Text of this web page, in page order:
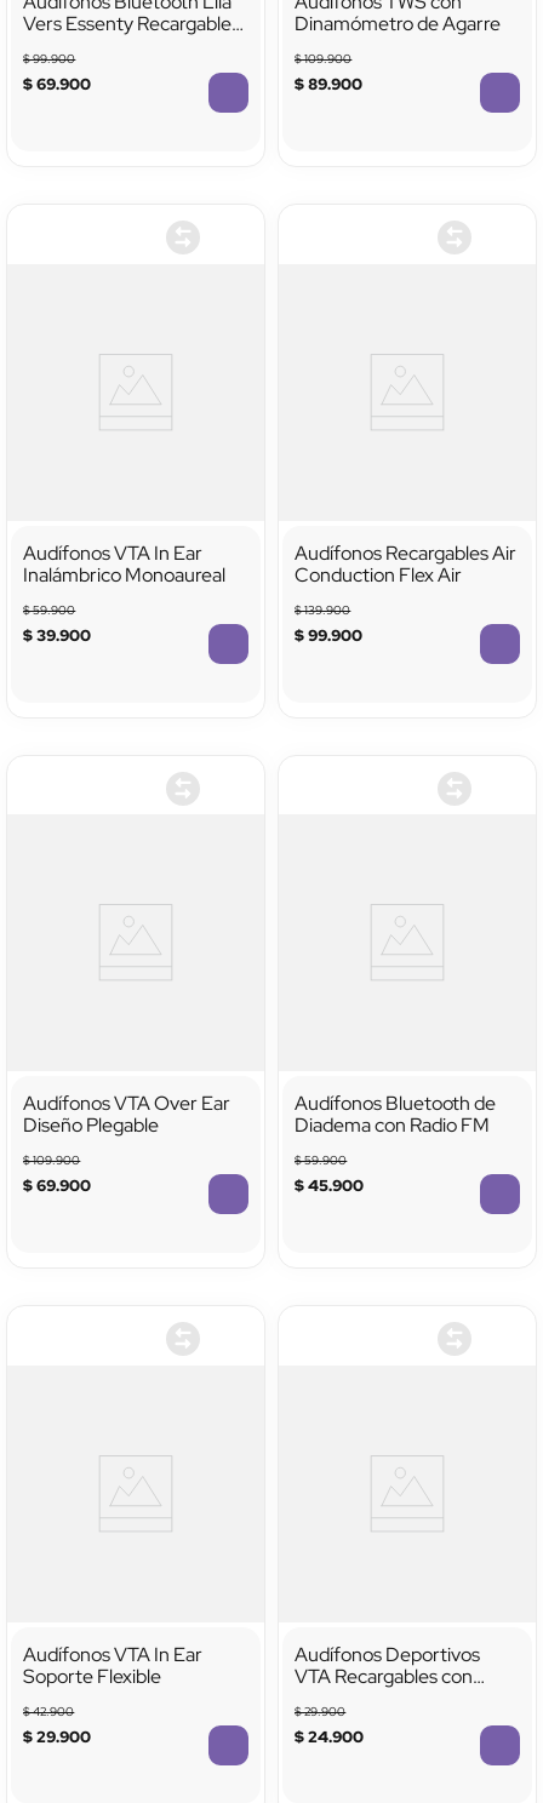
Vers Essenty Recargables
Carga Rápida
$99.900
$69.900
Dinamómetro de Agarre
$109.900
$89.900
Audífonos VTA In Ear
Inalámbrico Monoaureal
$59.900
$39.900
Audífonos Recargables Air
Conduction Flex Air
$139.900
$99.900
Audífonos VTA Over Ear
Diseño Plegable
$109.900
$69.900
Audífonos Bluetooth de
Diadema con Radio FM
$59.900
$45.900
Audífonos VTA In Ear
Soporte Flexible
$42.900
$29.900
Audífonos Deportivos
VTA Recargables con
$29.900
$24.900